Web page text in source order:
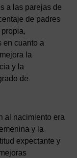
a las parejas de
de padres
en cuanto a
la
y la
de
al nacimiento era
y la
expectante y